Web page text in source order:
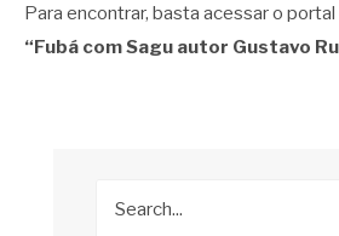
Para encontrar, basta acessar o
“Fubá com Sagu autor Gustavo